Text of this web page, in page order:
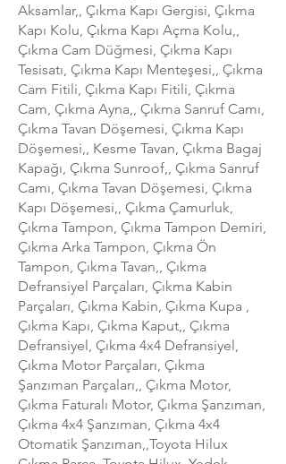
Aksamlar,, Çıkma Kapı Gergisi, Çıkma
Kapı Kolu, Çıkma Kapı Açma Kolu,,
Çıkma Cam Düğmesi, Çıkma Kapı
Tesisatı, Çıkma Kapı Menteşesi,, Çıkma
Cam Fitili, Çıkma Kapı Fitili, Çıkma
Cam, Çıkma Ayna,, Çıkma Sanruf Camı,
Çıkma Tavan Döşemesi, Çıkma Kapı
Döşemesi,, Kesme Tavan, Çıkma Bagaj
Kapağı, Çıkma Sunroof,, Çıkma Sanruf
Camı, Çıkma Tavan Döşemesi, Çıkma
Kapı Döşemesi,, Çıkma Çamurluk,
Çıkma Tampon, Çıkma Tampon Demiri,
Çıkma Arka Tampon, Çıkma Ön
Tampon, Çıkma Tavan,, Çıkma
Defransiyel Parçaları, Çıkma Kabin
Parçaları, Çıkma Kabin, Çıkma Kupa ,
Çıkma Kapı, Çıkma Kaput,, Çıkma
Defransiyel, Çıkma 4x4 Defransiyel,
Çıkma Motor Parçaları, Çıkma
Şanzıman Parçaları,, Çıkma Motor,
Çıkma Faturalı Motor, Çıkma Şanzıman,
Çıkma 4x4 Şanzıman, Çıkma 4x4
Otomatik Şanzıman,,Toyota Hilux